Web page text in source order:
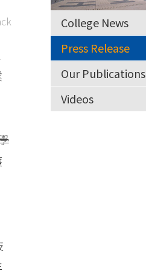
College News
Press Release
Our Publications
Videos